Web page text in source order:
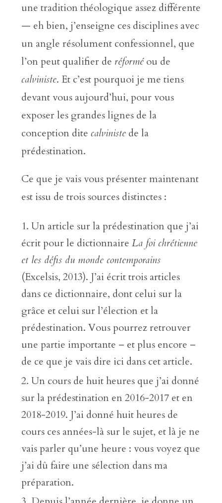
une tradition théologique assez différente
— eh bien, j’enseigne ces disciplines avec
un angle résolument confessionnel, que
l’on peut qualifier de réforméou de
calviniste. Et c’est pourquoi je me tiens
devant vous aujourd’hui, pour vous
exposer les grandes lignes de la
conception dite calvinistede la
prédestination.
Ce que je vais vous présenter maintenant
est issu de trois sources distinctes :
Un article sur la prédestination que j’ai
écrit pour le dictionnaire La foi chrétienne
et les défis du monde contemporains
(Excelsis, 2013). J’ai écrit trois articles
dans ce dictionnaire, dont celui sur la
grâce et celui sur l’élection et la
prédestination. Vous pourrez retrouver
une partie importante – et plus encore –
de ce que je vais dire ici dans cet article.
Un cours de huit heures que j’ai donné
sur la prédestination en 2016-2017 et en
2018-2019. J’ai donné huit heures de
cours ces années-là sur le sujet, et là je ne
vais parler qu’une heure : vous voyez que
j’ai dû faire une sélection dans ma
préparation.